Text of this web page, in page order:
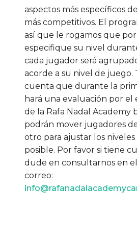
aspectos más específicos
más competitivos. El
así que le rogamos que
especifique su nivel
cada jugador será
acorde a su nivel de juego.
cuenta que durante la
hará una evaluación por
de la Rafa Nadal Academy
podrán mover jugadores
otro para ajustar los
posible. Por favor si tiene
dude en consultarnos en
correo: